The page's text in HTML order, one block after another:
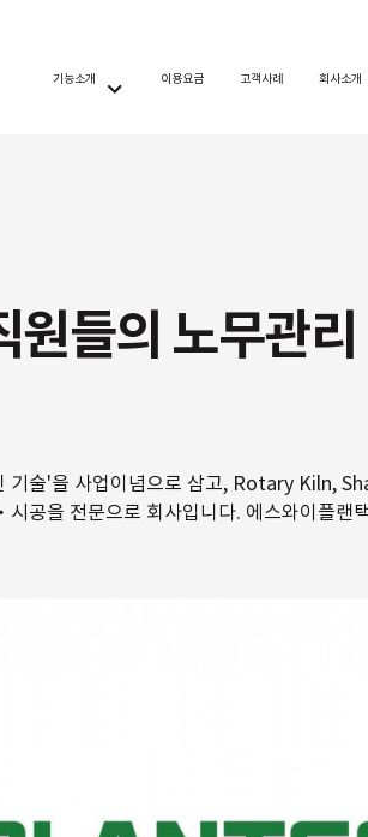
기능소개 이용요금 고객사례 회사소개
들의 노무관리
기술'을 사업이념으로 삼고, Rotary Kiln,
을 전문으로 회사입니다. 에스와이플랜